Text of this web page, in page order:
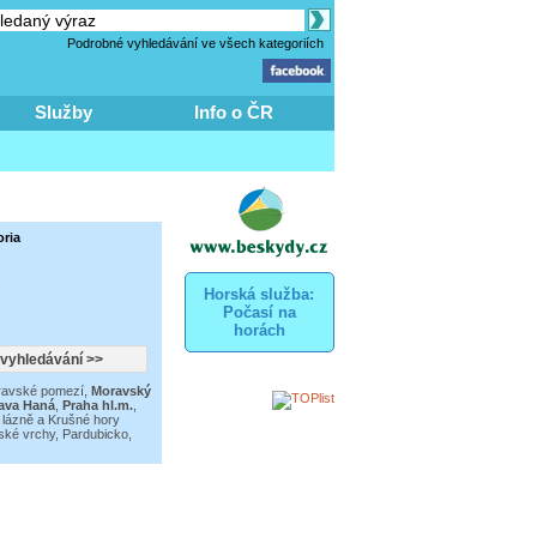
Podrobné vyhledávání ve všech kategoriích
Služby Info o ČR
Horská služba:
Počasí na
horách
pomezí, Moravský
Haná, Praha hl.m.,
a Krušné hory
vrchy, Pardubicko,